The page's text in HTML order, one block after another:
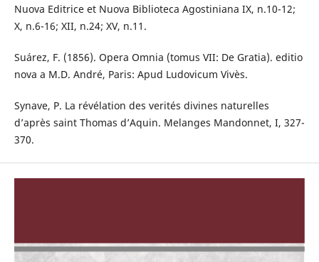
Nuova Editrice et Nuova Biblioteca Agostiniana IX, n.10-12;
X, n.6-16; XII, n.24; XV, n.11.
Suárez, F. (1856). Opera Omnia (tomus VII: De Gratia). editio
nova a M.D. André, Paris: Apud Ludovicum Vivès.
Synave, P. La révélation des verités divines naturelles
d’après saint Thomas d’Aquin. Melanges Mandonnet, I, 327-
370.